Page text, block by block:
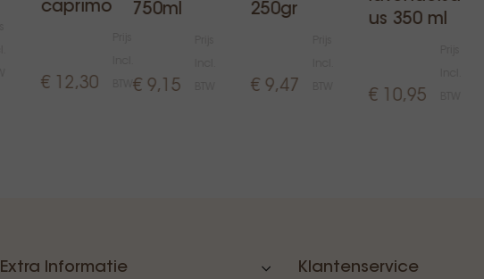
caprimo
€ 12,30
750ml
€ 9,15
250gr
€ 9,47
us 350 ml
€ 10,95
Extra Informatie Klantenservice